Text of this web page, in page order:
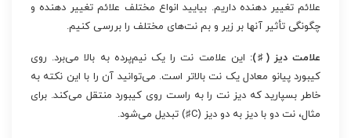
علائم تغییر دهنده داریم. بیایید انواع مختلف علائم تغییر دهنده و
چگونگی تأثیر آنها بر زیر و بم نت‌های مختلف را بررسی کنیم.
علامت دیز (♯): این علامت نت را یک نیم‌پرده به بالا می‌برد. روی
کیبورد پیانو معادل یک نت بالاتر است. می‌توانید آن را با این نکته به
خاطر بسپارید که دیز نت را به راست روی کیبورد منتقل می‌کند. برای
مثال، نت دو با دیز به دو دیز (C♯) تبدیل می‌شود.